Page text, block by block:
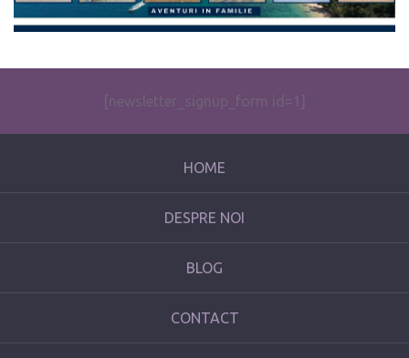
[newsletter_signup_form id=1]
HOME
DESPRE NOI
BLOG
CONTACT